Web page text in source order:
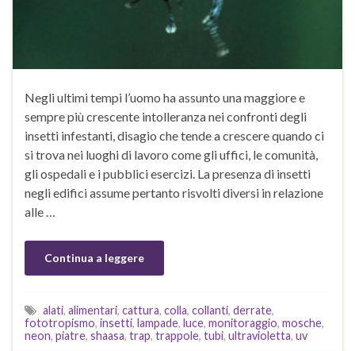
Negli ultimi tempi l’uomo ha assunto una maggiore e
sempre più crescente intolleranza nei confronti degli
insetti infestanti, disagio che tende a crescere quando ci
si trova nei luoghi di lavoro come gli uffici, le comunità,
gli ospedali e i pubblici esercizi. La presenza di insetti
negli edifici assume pertanto risvolti diversi in relazione
alle …
Continua a leggere
alati, alimentari, cattura, colla, collanti, derrate,
fototropismo, insetti, lampade, luce, monitoraggio, mosche,
neon, piatre, shaasa, trap, trappole, tubi, ultravioletta, uv